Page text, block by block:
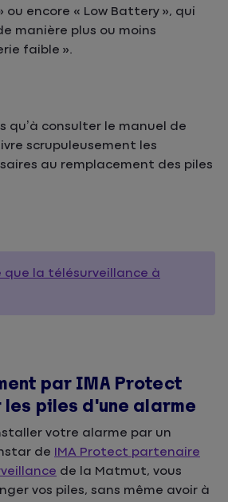
ou encore « Low Battery », qui
manière plus ou moins
faible ».
qu’à consulter le manuel de
scrupuleusement les
au remplacement des piles
que la télésurveillance à
par IMA Protect
piles d'une alarme
votre alarme par un
de IMA Protect partenaire
de la Matmut, vous
vos piles, sans même avoir à